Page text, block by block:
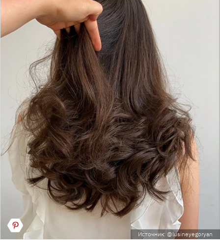
Источник: @lusineyegoryan